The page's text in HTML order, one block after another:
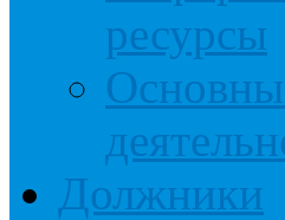
ресурсы
Должники